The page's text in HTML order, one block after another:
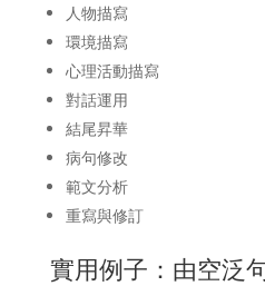
人物描寫
環境描寫
心理活動描寫
對話運用
結尾昇華
病句修改
範文分析
重寫與修訂
實用例子：由空泛